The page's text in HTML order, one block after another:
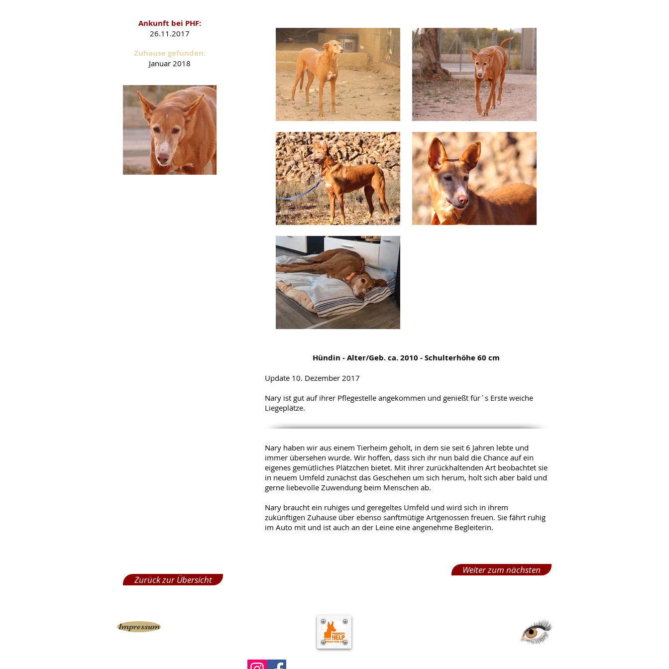
Ankunft bei PHF:
26.11.2017
Zuhause gefunden:
Januar 2018
Hündin - Alter/Geb. ca. 2010 - Schulterhöhe 60 cm
Update 10. Dezember 2017
Nary ist gut auf ihrer Pflegestelle angekommen und genießt für´s Erste weiche
Liegeplätze.
Nary haben wir aus einem Tierheim geholt, in dem sie seit 6 Jahren lebte und
immer übersehen wurde. Wir hoffen, dass sich ihr nun bald die Chance auf ein
eigenes gemütliches Plätzchen bietet. Mit ihrer zurückhaltenden Art beobachtet sie
in neuem Umfeld zunächst das Geschehen um sich herum, holt sich aber bald und
gerne liebevolle Zuwendung beim Menschen ab.
Nary braucht ein ruhiges und geregeltes Umfeld und wird sich in ihrem
zukünftigen Zuhause über ebenso sanftmütige Artgenossen freuen. Sie fährt ruhig
im Auto mit und ist auch an der Leine eine angenehme Begleiterin.
Zurück zur Übersicht
Weiter zum nächsten
Impressum